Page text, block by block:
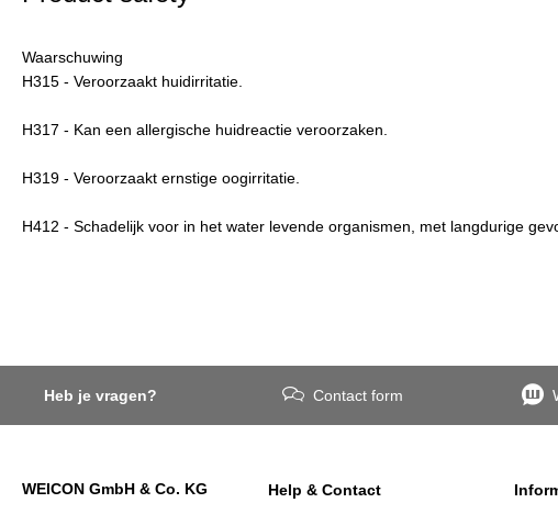
Waarschuwing
H315 - Veroorzaakt huidirritatie.
H317 - Kan een allergische huidreactie veroorzaken.
H319 - Veroorzaakt ernstige oogirritatie.
H412 - Schadelijk voor in het water levende organismen, met langdurige
Heb je vragen? Contact form
WEICON GmbH & Co. KG
Help & Contact